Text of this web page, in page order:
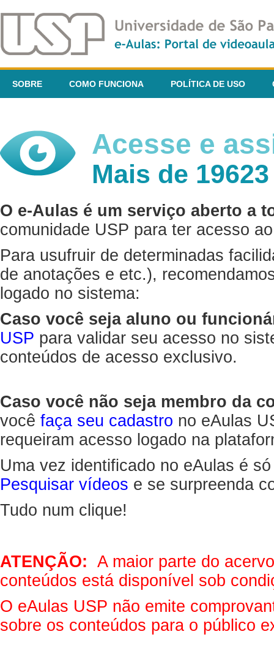
SOBRE COMO FUNCIONA POLÍTICA DE USO
Acesse e
Mais de
O e-Aulas é um serviço aberto a
comunidade USP para ter acesso
Para usufruir de determinadas
de anotações e etc.),
logado no sistema:
Caso você seja aluno ou
USP para validar seu acesso no
conteúdos de acesso exclusivo.
Caso você não seja membro da
você faça seu cadastro no eAulas
requeiram acesso logado na
Uma vez identificado no eAulas é
Pesquisar vídeos e se surpreenda
Tudo num clique!
ATENÇÃO: A maior parte do
conteúdos está disponível sob
O eAulas USP não emite
sobre os conteúdos para o público